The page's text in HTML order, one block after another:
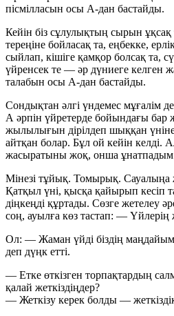
пісмілласын осы А-дан бастайды.
Кейін біз сұлулықтың сырын ұқсақ
тереңіне бойласақ та, еңбекке,
сыйлап, кішіге қамқор болсақ та,
үйренсек те — әр дүниеге келген
талабын осы А-дан бастайды.
Сондықтан әлгі үндемес мұғалім
А әрпін үйретерде бойындағы бар
жылылығын дірілдеп шыққан
айтқан болар. Бұл ой кейін келді.
жасыратыны жоқ, онша
Мінезі тұйық. Томырық. Сауалыңа
Қатқыл үні, қысқа қайырып кесіп
діңкеңді құртады. Сөзге жетелеу
соң, ауылға көз тастап: — Үйлерің
Ол: — Жаман үйді біздің
деп дүңк етті.
— Етке өткізген торпақтардың
қалай жеткіздіңдер?
— Жеткізу керек болды —